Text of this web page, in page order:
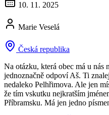
10. 11. 2025
Marie Veselá
Česká republika
Na otázku, která obec má u nás
jednoznačně odpoví Aš. Ti
nedaleko Pelhřimova. Ale jen
že tím vskutku nejkratším
Příbramsku. Má jen jedno